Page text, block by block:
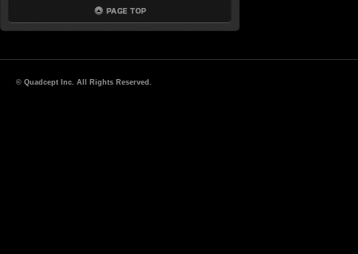
© Quadcept Inc. All Rights Reserved.